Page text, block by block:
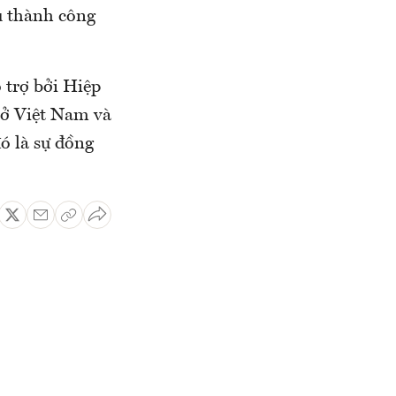
thành công
trợ bởi Hiệp
Việt Nam và
là sự đồng